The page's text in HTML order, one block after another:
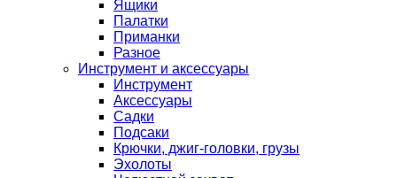
Ящики
Палатки
Приманки
Разное
Инструмент и аксессуары
Инструмент
Аксессуары
Садки
Подсаки
Крючки, джиг-головки, грузы
Эхолоты